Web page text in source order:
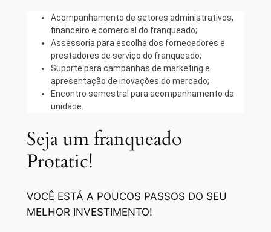
Acompanhamento de setores administrativos,
financeiro e comercial do franqueado;
Assessoria para escolha dos fornecedores e
prestadores de serviço do franqueado;
Suporte para campanhas de marketing e
apresentação de inovações do mercado;
Encontro semestral para acompanhamento da
unidade.
Seja um franqueado
Protatic!
VOCÊ ESTÁ A POUCOS PASSOS DO SEU
MELHOR INVESTIMENTO!